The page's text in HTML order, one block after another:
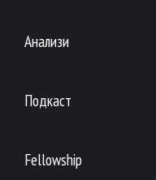
Анализи
Подкаст
Fellowship